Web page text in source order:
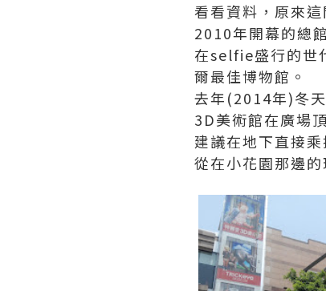
看看資料，原來
2010年開幕的總
在selfie盛行的世
爾最佳博物館。
去年(2014年)冬
3D美術館在廣場
建議在地下直接
從在小花園那邊